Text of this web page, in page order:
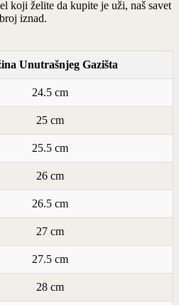
koji želite da kupite je uži, naš savet
iznad.
Unutrašnjeg Gazišta
24.5 cm
25 cm
25.5 cm
26 cm
26.5 cm
27 cm
27.5 cm
28 cm